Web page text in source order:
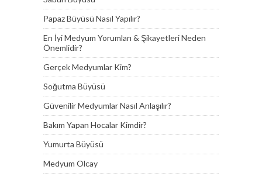
Papaz Büyüsü Nasıl Yapılır?
En İyi Medyum Yorumları & Şikayetleri Neden
Önemlidir?
Gerçek Medyumlar Kim?
Soğutma Büyüsü
Güvenilir Medyumlar Nasıl Anlaşılır?
Bakım Yapan Hocalar Kimdir?
Yumurta Büyüsü
Medyum Olcay